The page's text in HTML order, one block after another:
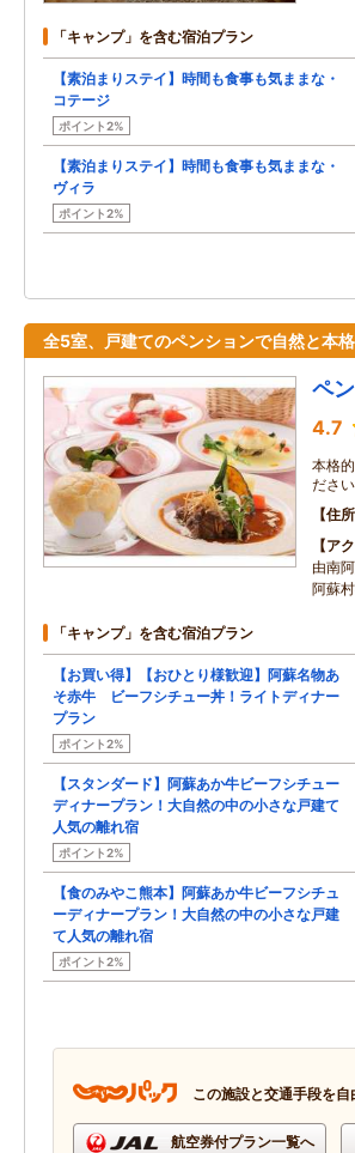
「キャンプ」を含む宿泊プラン
【素泊まりステイ】時間も食事も気ままな・
コテージ
ポイント2%
【素泊まりステイ】時間も食事も気ままな・
ヴィラ
ポイント2%
全5室、戸建てのペンションで自然と本
ペ
4.7
本格
ださい
住所
ア
由南
阿蘇
「キャンプ」を含む宿泊プラン
【お買い得】【おひとり様歓迎】阿蘇名物あ
そ赤牛 ビーフシチュー丼！ライトディナー
プラン
ポイント2%
【スタンダード】阿蘇あか牛ビーフシチュー
ディナープラン！大自然の中の小さな戸建て
人気の離れ宿
ポイント2%
【食のみやこ熊本】阿蘇あか牛ビーフシチュ
ーディナープラン！大自然の中の小さな戸建
て人気の離れ宿
ポイント2%
この施設と交通手段を
航空券付プラン一覧へ